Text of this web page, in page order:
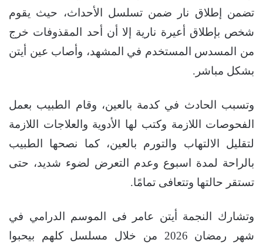
تضمن إطلاق نار ضمن تسلسل الأحداث، حيث يقوم
شخص بإطلاق أعيرة نارية إلا أن أحد المقذوفات خرج
من المسدس المستخدم في المشهد، وأصاب عين أيتن
بشكل مباشر.
وتسبب الحادث في كدمة بالعين، وقام الطبيب بعمل
الفحوصات اللازمة وكتب لها الأدوية والعلاجات اللازمة
لتقليل الالتهاب والتورم بالعين، كما نصحها الطبيب
بالراحة لمدة اسبوع وعدم التعرض لضوء شديد، حتى
تستقر حالتها وتتعافى تمامًا.
وتشارك النجمة أيتن عامر فى الموسم الدرامي في
شهر رمضان 2026 من خلال مسلسل كلهم بيحبوا